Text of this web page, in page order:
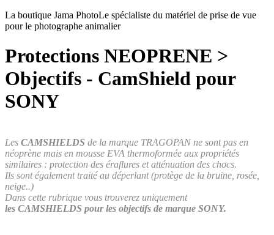
La boutique Jama PhotoLe spécialiste du matériel de prise de vue
pour le photographe animalier
Protections NEOPRENE >
Objectifs - CamShield pour
SONY
Les CAMSHIELDS de la marque TRAGOPAN ne sont pas en
néoprène mais en mousse EVA thermoformée aux propriétés
similaires : protection des éraflures et atténuation des chocs.
Ils sont également traité au déperlant (protège de la bruine, rosée,
neige..)
Dans cette rubrique vous trouverez uniquement
les CAMSHIELDS pour les objectifs de marque SONY.